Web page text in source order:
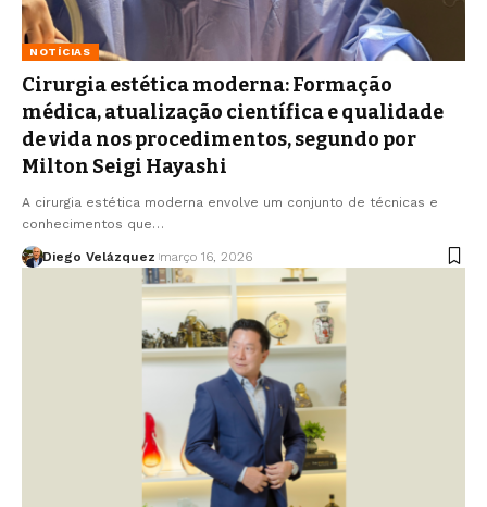
NOTÍCIAS
Cirurgia estética moderna: Formação
médica, atualização científica e qualidade
de vida nos procedimentos, segundo por
Milton Seigi Hayashi
A cirurgia estética moderna envolve um conjunto de técnicas e
conhecimentos que…
Diego Velázquez março 16, 2026